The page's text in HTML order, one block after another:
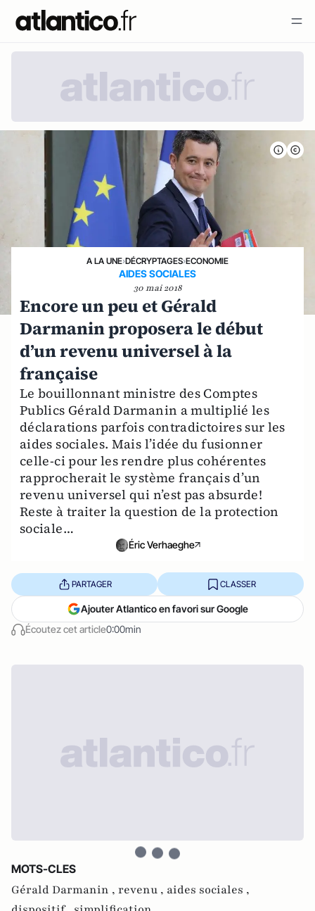
A LA UNE›DÉCRYPTAGES›ECONOMIE
AIDES SOCIALES
30 mai 2018
Encore un peu et Gérald
Darmanin proposera le début
d’un revenu universel à la
française
Le bouillonnant ministre des Comptes
Publics Gérald Darmanin a multiplié les
déclarations parfois contradictoires sur les
aides sociales. Mais l’idée du fusionner
celle-ci pour les rendre plus cohérentes
rapprocherait le système français d’un
revenu universel qui n’est pas absurde!
Reste à traiter la question de la protection
sociale…
Éric Verhaeghe
Écoutez cet article0:00min
PARTAGER CLASSER
Ajouter Atlantico en favori sur Google
MOTS-CLES
Gérald Darmanin , revenu , aides sociales ,